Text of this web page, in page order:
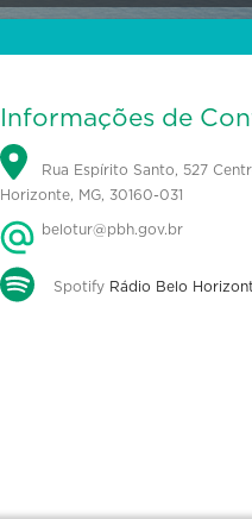
Informações de
Rua Espírito Santo, 527
Horizonte, MG, 30160-031
belotur@pbh.gov.br
Spotify Rádio Belo